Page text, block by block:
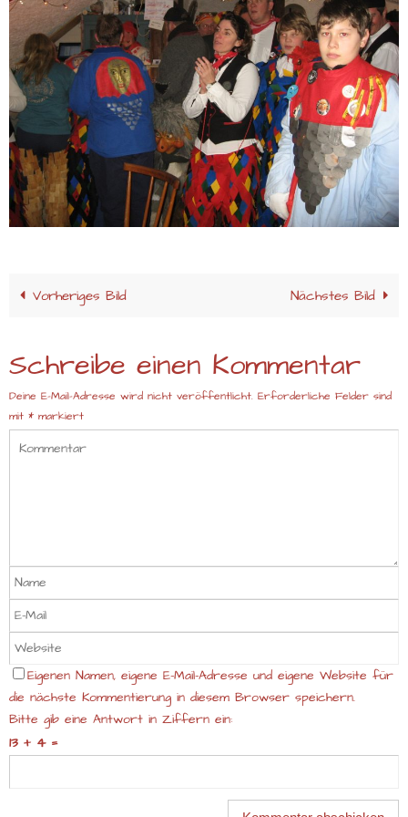
Vorheriges Bild Nächstes Bild
Schreibe einen Kommentar
Deine E-Mail-Adresse wird nicht veröffentlicht. Erforderliche Felder sind
mit * markiert
Eigenen Namen, eigene E-Mail-Adresse und eigene Website für
die nächste Kommentierung in diesem Browser speichern.
Bitte gib eine Antwort in Ziffern ein:
13 + 4 =